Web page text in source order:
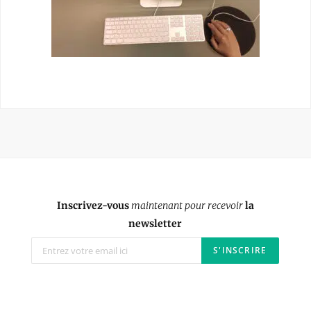
Inscrivez-vousmaintenant pour recevoirla
newsletter